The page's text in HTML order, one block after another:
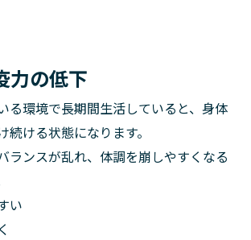
力の低下
る環境で長期間生活していると、身体
続ける状態になります。
ランスが乱れ、体調を崩しやすくなる
い